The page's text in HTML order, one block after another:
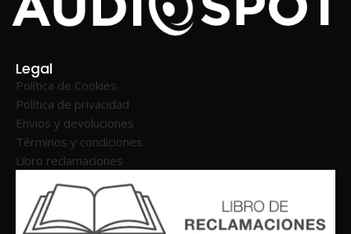
Legal
Política de Cookies
Política de privacidad
Envios y devoluciones
Términos y condiciones
Libro reclamaciones